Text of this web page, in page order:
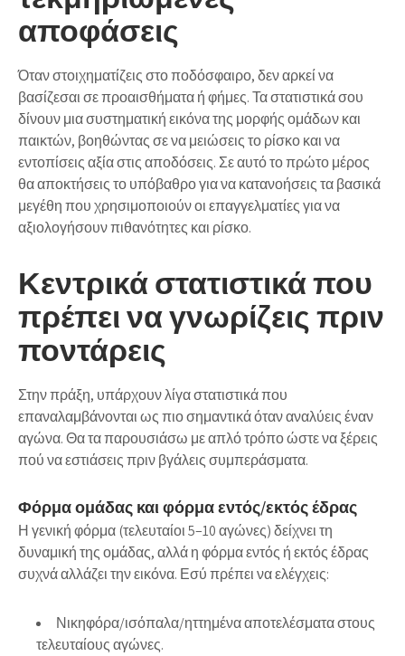
αποφάσεις
Όταν στοιχηματίζεις στο ποδόσφαιρο, δεν αρκεί να
βασίζεσαι σε προαισθήματα ή φήμες. Τα στατιστικά σου
δίνουν μια συστηματική εικόνα της μορφής ομάδων και
παικτών, βοηθώντας σε να μειώσεις το ρίσκο και να
εντοπίσεις αξία στις αποδόσεις. Σε αυτό το πρώτο μέρος
θα αποκτήσεις το υπόβαθρο για να κατανοήσεις τα βασικά
μεγέθη που χρησιμοποιούν οι επαγγελματίες για να
αξιολογήσουν πιθανότητες και ρίσκο.
Κεντρικά στατιστικά που
πρέπει να γνωρίζεις πριν
ποντάρεις
Στην πράξη, υπάρχουν λίγα στατιστικά που
επαναλαμβάνονται ως πιο σημαντικά όταν αναλύεις έναν
αγώνα. Θα τα παρουσιάσω με απλό τρόπο ώστε να ξέρεις
πού να εστιάσεις πριν βγάλεις συμπεράσματα.
Φόρμα ομάδας και φόρμα εντός/εκτός έδρας
Η γενική φόρμα (τελευταίοι 5–10 αγώνες) δείχνει τη
δυναμική της ομάδας, αλλά η φόρμα εντός ή εκτός έδρας
συχνά αλλάζει την εικόνα. Εσύ πρέπει να ελέγχεις:
Νικηφόρα/ισόπαλα/ηττημένα αποτελέσματα στους
τελευταίους αγώνες.